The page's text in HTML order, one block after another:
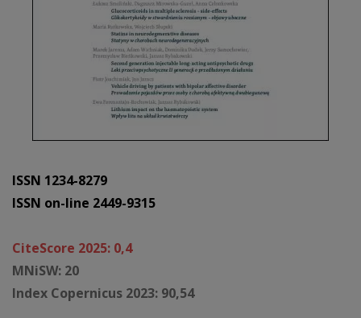
ISSN 1234-8279
ISSN on-line 2449-9315
CiteScore 2025: 0,4
MNiSW: 20
Index Copernicus 2023: 90,54